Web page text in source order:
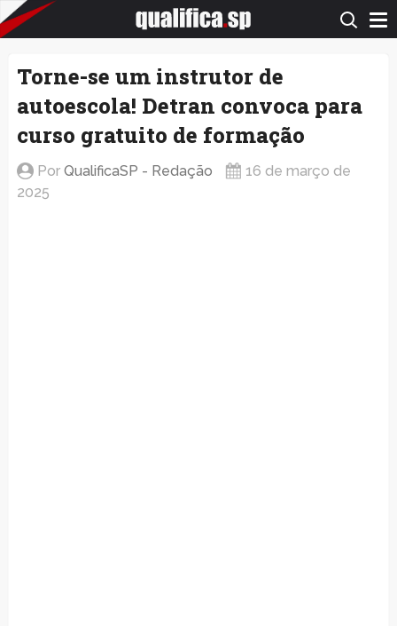
QualificaSP.com
Torne-se um instrutor de
autoescola! Detran convoca para
curso gratuito de formação
Por QualificaSP - Redação
16 de março de
2025